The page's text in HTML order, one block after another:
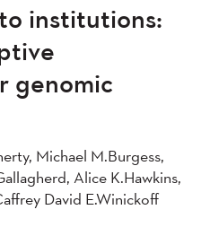
institutions:
genomic
Michael M.Burgess,
Alice K.Hawkins,
David E.Winickoff